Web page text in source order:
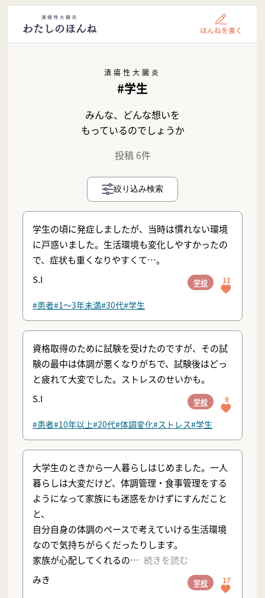
潰瘍性大腸炎
#学生
みんな、どんな想いを
もっているのでしょうか
投稿 6件
絞り込み検索
学生の頃に発症しましたが、当時は慣れない環境
に戸惑いました。生活環境も変化しやすかったの
で、症状も重くなりやすくて…。
S.I
学校 11
#患者#1〜3年未満#30代#学生
資格取得のために試験を受けたのですが、その試
験の最中は体調が悪くなりがちで、試験後はどっ
と疲れて大変でした。ストレスのせいかも。
S.I
学校 9
#患者#10年以上#20代#体調変化#ストレス#学生
大学生のときから一人暮らしはじめました。一人
暮らしは大変だけど、体調管理・食事管理をする
ようになって家族にも迷惑をかけずにすんだこと
と、
自分自身の体調のペースで考えていける生活環境
なので気持ちがらくだったりします。
家族が心配してくれるの
続きを読む
みき
学校 17